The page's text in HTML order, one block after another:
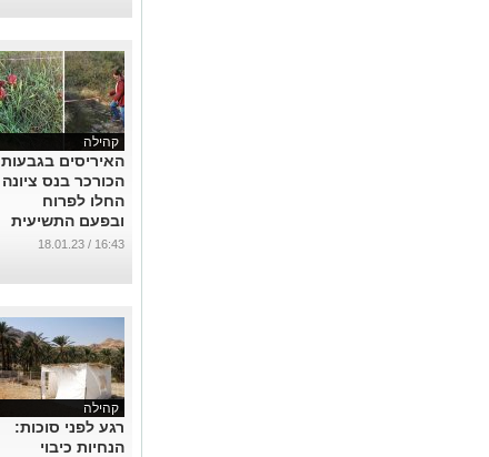
להיות שפחה
קהילה
האיריסים בגבעות
הכורכר בנס ציונה
החלו לפרוח
ובפעם התשיעית
יצאו "שומרי
את מקבציהם.
16:43 / 18.01.23
קהילה
רגע לפני סוכות:
הנחיות כיבוי